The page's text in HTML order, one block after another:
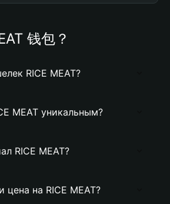
钱包？
RICE MEAT?
MEAT уникальным?
RICE MEAT?
цена на RICE MEAT?